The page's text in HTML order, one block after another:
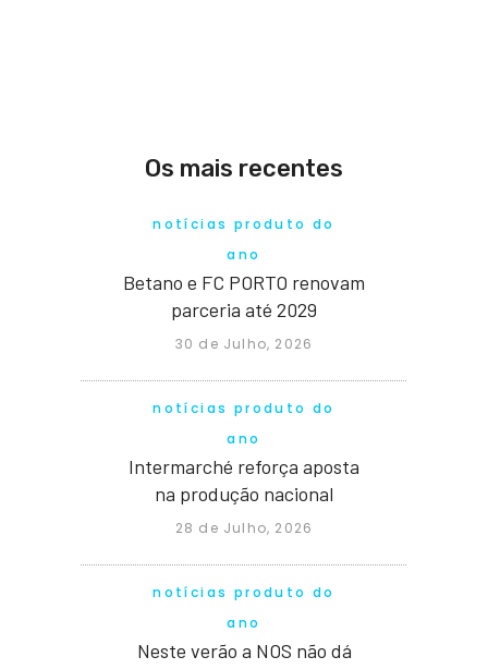
Os mais recentes
notícias produto do
ano
Betano e FC PORTO renovam
parceria até 2029
30 de Julho, 2026
notícias produto do
ano
Intermarché reforça aposta
na produção nacional
28 de Julho, 2026
notícias produto do
ano
Neste verão a NOS não dá